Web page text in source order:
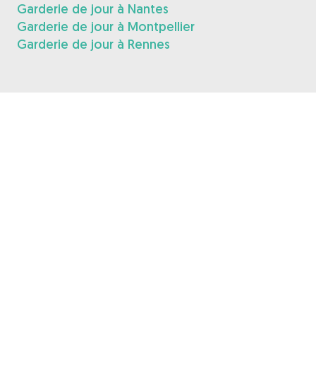
Garderie de jour à Nantes
Garderie de jour à Montpellier
Garderie de jour à Rennes